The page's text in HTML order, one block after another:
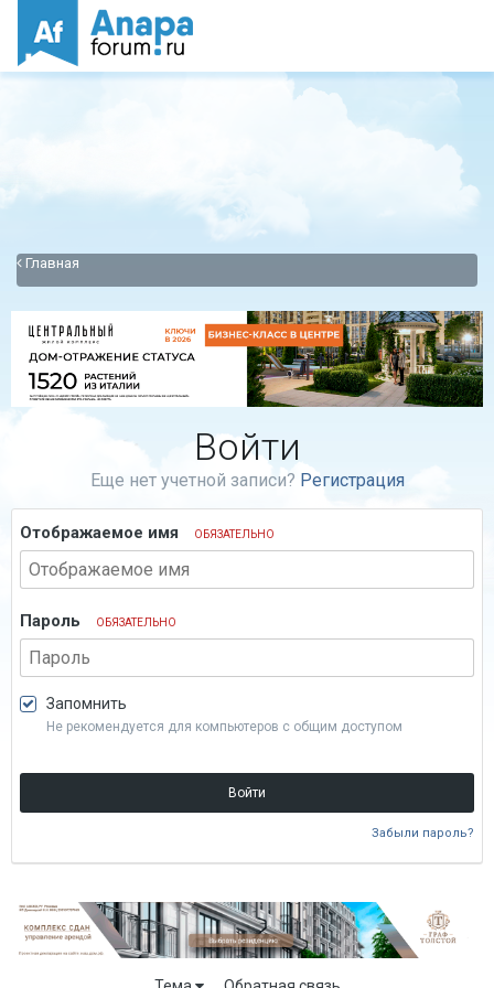
Главная
Войти
Еще нет учетной записи? Регистрация
Отображаемое имя ОБЯЗАТЕЛЬНО
Пароль ОБЯЗАТЕЛЬНО
Запомнить
Не рекомендуется для компьютеров с общим доступом
Войти
Забыли пароль?